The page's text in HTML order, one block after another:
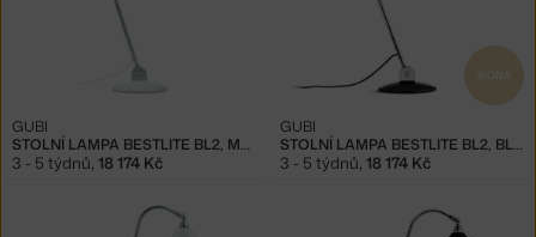
STOLNÍ LAMPA BESTLITE BL2, MATT WHITE
GUBI
3 - 5 týdnů 18 174 Kč
IKONA
STOLNÍ LAMPA BESTLITE BL2, BLACK
GUBI
3 - 5 týdnů 18 174 Kč